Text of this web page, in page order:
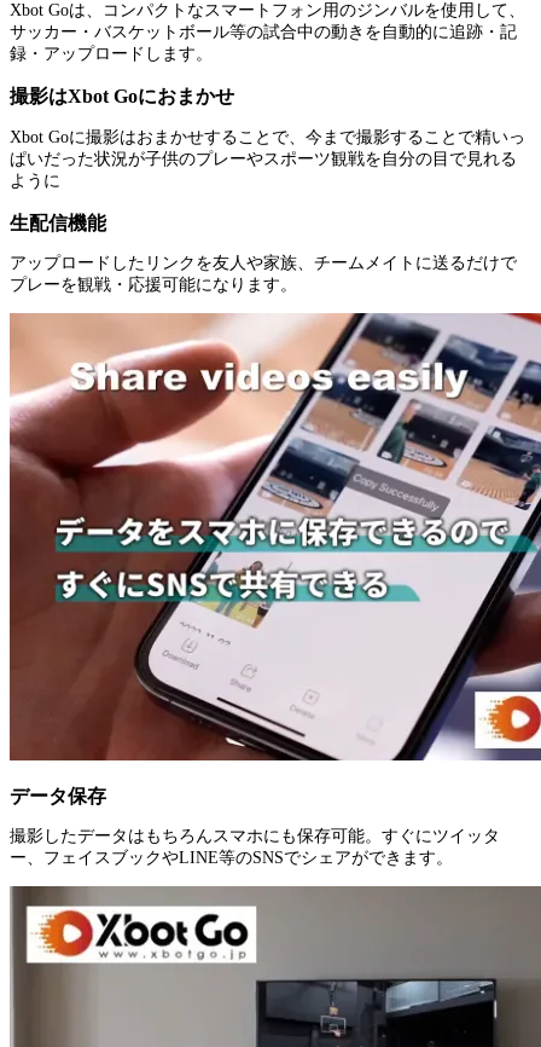
Xbot Goは、コンパクトなスマートフォン用のジンバルを使用して、
サッカー・バスケットボール等の試合中の動きを自動的に追跡・記
録・アップロードします。
撮影はXbot Goにおまかせ
Xbot Goに撮影はおまかせすることで、今まで撮影することで精いっ
ぱいだった状況が子供のプレーやスポーツ観戦を自分の目で見れる
ように
生配信機能
アップロードしたリンクを友人や家族、チームメイトに送るだけで
プレーを観戦・応援可能になります。
データ保存
撮影したデータはもちろんスマホにも保存可能。すぐにツイッタ
ー、フェイスブックやLINE等のSNSでシェアができます。